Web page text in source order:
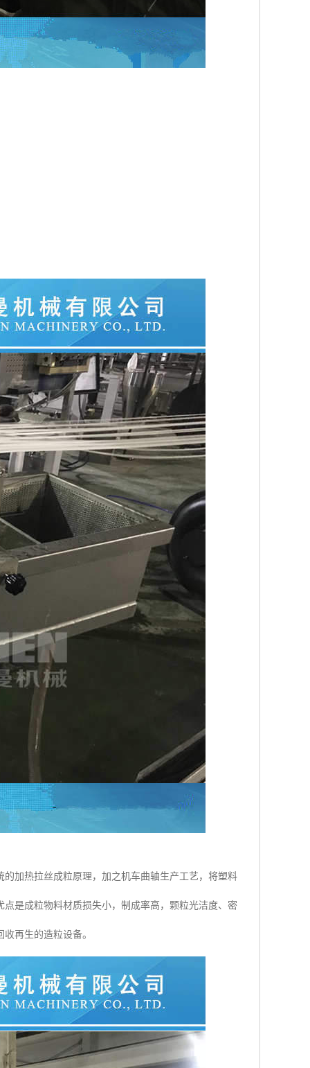
加热拉丝成粒原理，加之机车曲轴生产工艺，将塑料
是成粒物料材质损失小，制成率高，颗粒光洁度、密
再生的造粒设备。